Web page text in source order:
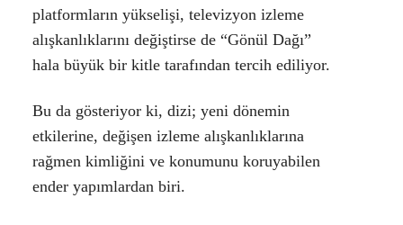
platformların yükselişi, televizyon izleme
alışkanlıklarını değiştirse de “Gönül Dağı”
hala büyük bir kitle tarafından tercih ediliyor.
Bu da gösteriyor ki, dizi; yeni dönemin
etkilerine, değişen izleme alışkanlıklarına
rağmen kimliğini ve konumunu koruyabilen
ender yapımlardan biri.